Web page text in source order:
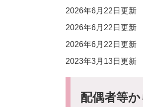
2026年6月22日更新
2026年6月22日更新
2026年6月22日更新
2023年3月13日更新
配偶者等